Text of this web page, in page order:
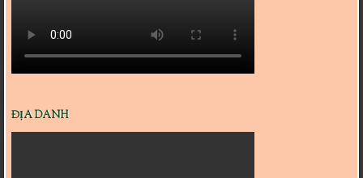
ĐỊA DANH